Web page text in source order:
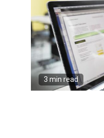
3 min read